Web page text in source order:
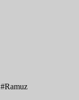
#Ramuz